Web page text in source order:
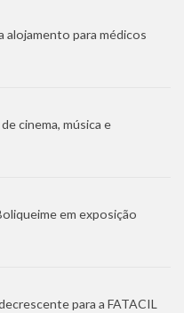
alojamento para médicos
cinema, música e
em exposição
para a FATACIL